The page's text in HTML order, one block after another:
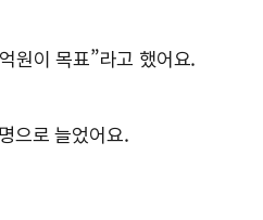
원이 목표”라고 했어요.
으로 늘었어요.